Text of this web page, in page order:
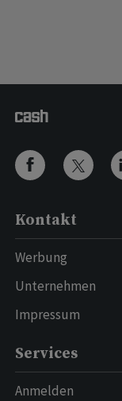
Kontakt
Werbung
Unternehmen
Impressum
Services
Anmelden